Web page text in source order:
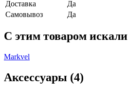
Доставка
Да
Самовывоз
Да
C этим товаром искали
Markvel
Аксессуары (4)